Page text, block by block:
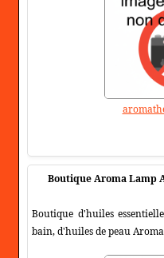
Boutique Aroma Lamp
Boutique d'huiles
bain, d'huiles de peau